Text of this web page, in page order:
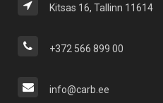
Kitsas 16, Tallinn 11614
+372 566 899 00
info@carb.ee